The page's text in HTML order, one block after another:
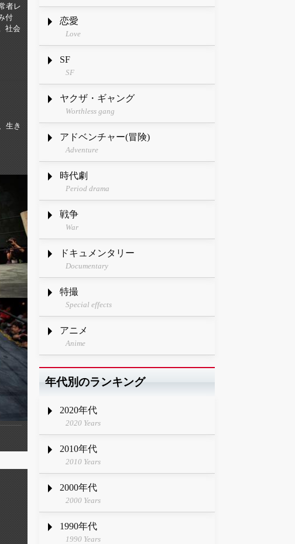
者レ
付
社会
生き
恋愛
Love
SF
SF
ヤクザ・ギャング
Worthless gang
アドベンチャー(冒険)
Adventure
時代劇
Period drama
戦争
War
ドキュメンタリー
Documentary
特撮
Special effects
アニメ
Anime
年代別のランキング
2020年代
2020 Years
2010年代
2010 Years
2000年代
2000 Years
1990年代
1990 Years